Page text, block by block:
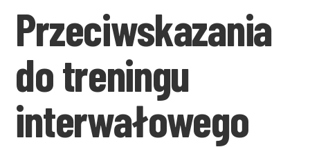
Przeciwskazania
do treningu
interwałowego